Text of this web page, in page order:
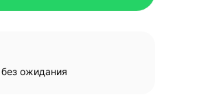
ожидания